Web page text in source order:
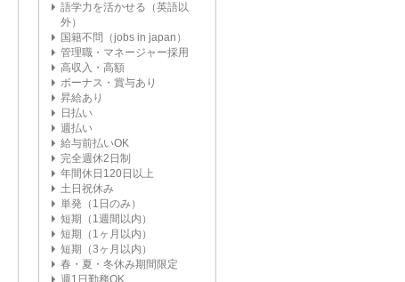
語学力を活かせる（英語以
外）
国籍不問（jobs in japan）
管理職・マネージャー採用
高収入・高額
ボーナス・賞与あり
昇給あり
日払い
週払い
給与前払いOK
完全週休2日制
年間休日120日以上
土日祝休み
単発（1日のみ）
短期（1週間以内）
短期（1ヶ月以内）
短期（3ヶ月以内）
春・夏・冬休み期間限定
週1日勤務OK